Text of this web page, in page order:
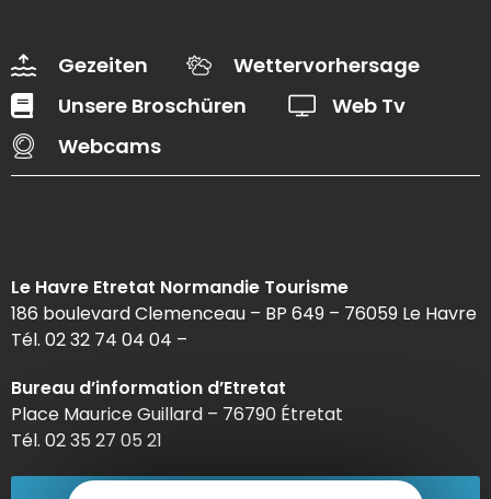
Gezeiten
Wettervorhersage
Unsere Broschüren
Web Tv
Webcams
Le Havre Etretat Normandie Tourisme
186 boulevard Clemenceau – BP 649 – 76059 Le Havre
Tél. 02 32 74 04 04 –
Bureau d’information d’Etretat
Place Maurice Guillard – 76790 Étretat
Tél. 02 35 27 05 21